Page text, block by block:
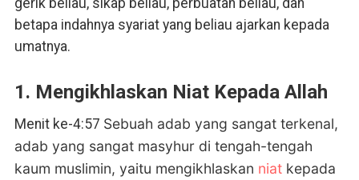
gerik beliau, sikap beliau, perbuatan beliau, dan
betapa indahnya syariat yang beliau ajarkan kepada
umatnya.
1. Mengikhlaskan Niat Kepada Allah
Menit ke-4:57 Sebuah adab yang sangat terkenal,
adab yang sangat masyhur di tengah-tengah
kaum muslimin, yaitu mengikhlaskan niatkepada